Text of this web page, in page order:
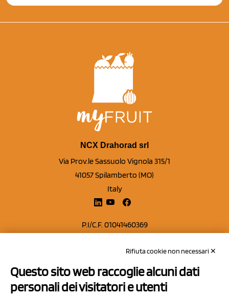
NCX Drahorad srl
Via Prov.le Sassuolo Vignola 315/1
41057 Spilamberto (MO)
Italy
P.I/C.F. 01041460369
Capitale sociale Euro 50.000,00 i.v.
Contatti
Rifiuta cookie non necessari ✕
Questo sito web raccoglie alcuni dati
personali dei visitatori e utenti